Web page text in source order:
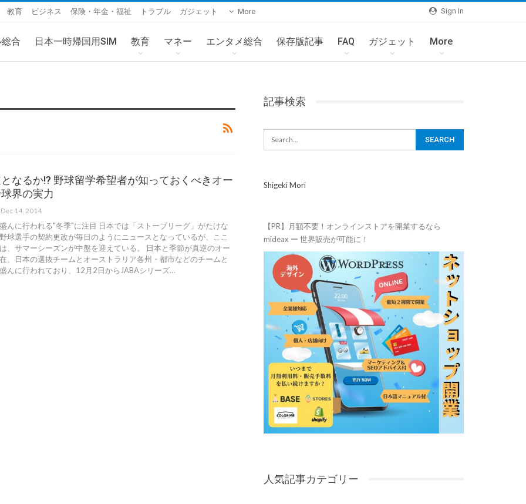
Sign In
教育 ビジネス 保険・年金・福祉 トラブル ガジェット More
合 日本一時帰国用SIM 教育 マネー エンタメ総合 保存版記事 FAQ ガジェット More
なるか!? 野球留学希望者が知っておくべきオー
界の実力
Dec 14, 2014
んに行われる"冬季"に注目 日本では「ストーブリーグ」がたけな
球選手の契約更改が毎日のようにニュースとなっているが、ここ
、サマーシーズンが中盤を迎えている。 日本と季節が真逆のオー
、日本の選抜チームとオーストラリア各州・都市などのチームと
んに行われており、12月2日からJABAシリーズ…
記事検索
Shigeki Mori
【PR】月額不要！オンラインストアを開業するなら
mideax ー 世界販売が可能に！
人気記事カテゴリー